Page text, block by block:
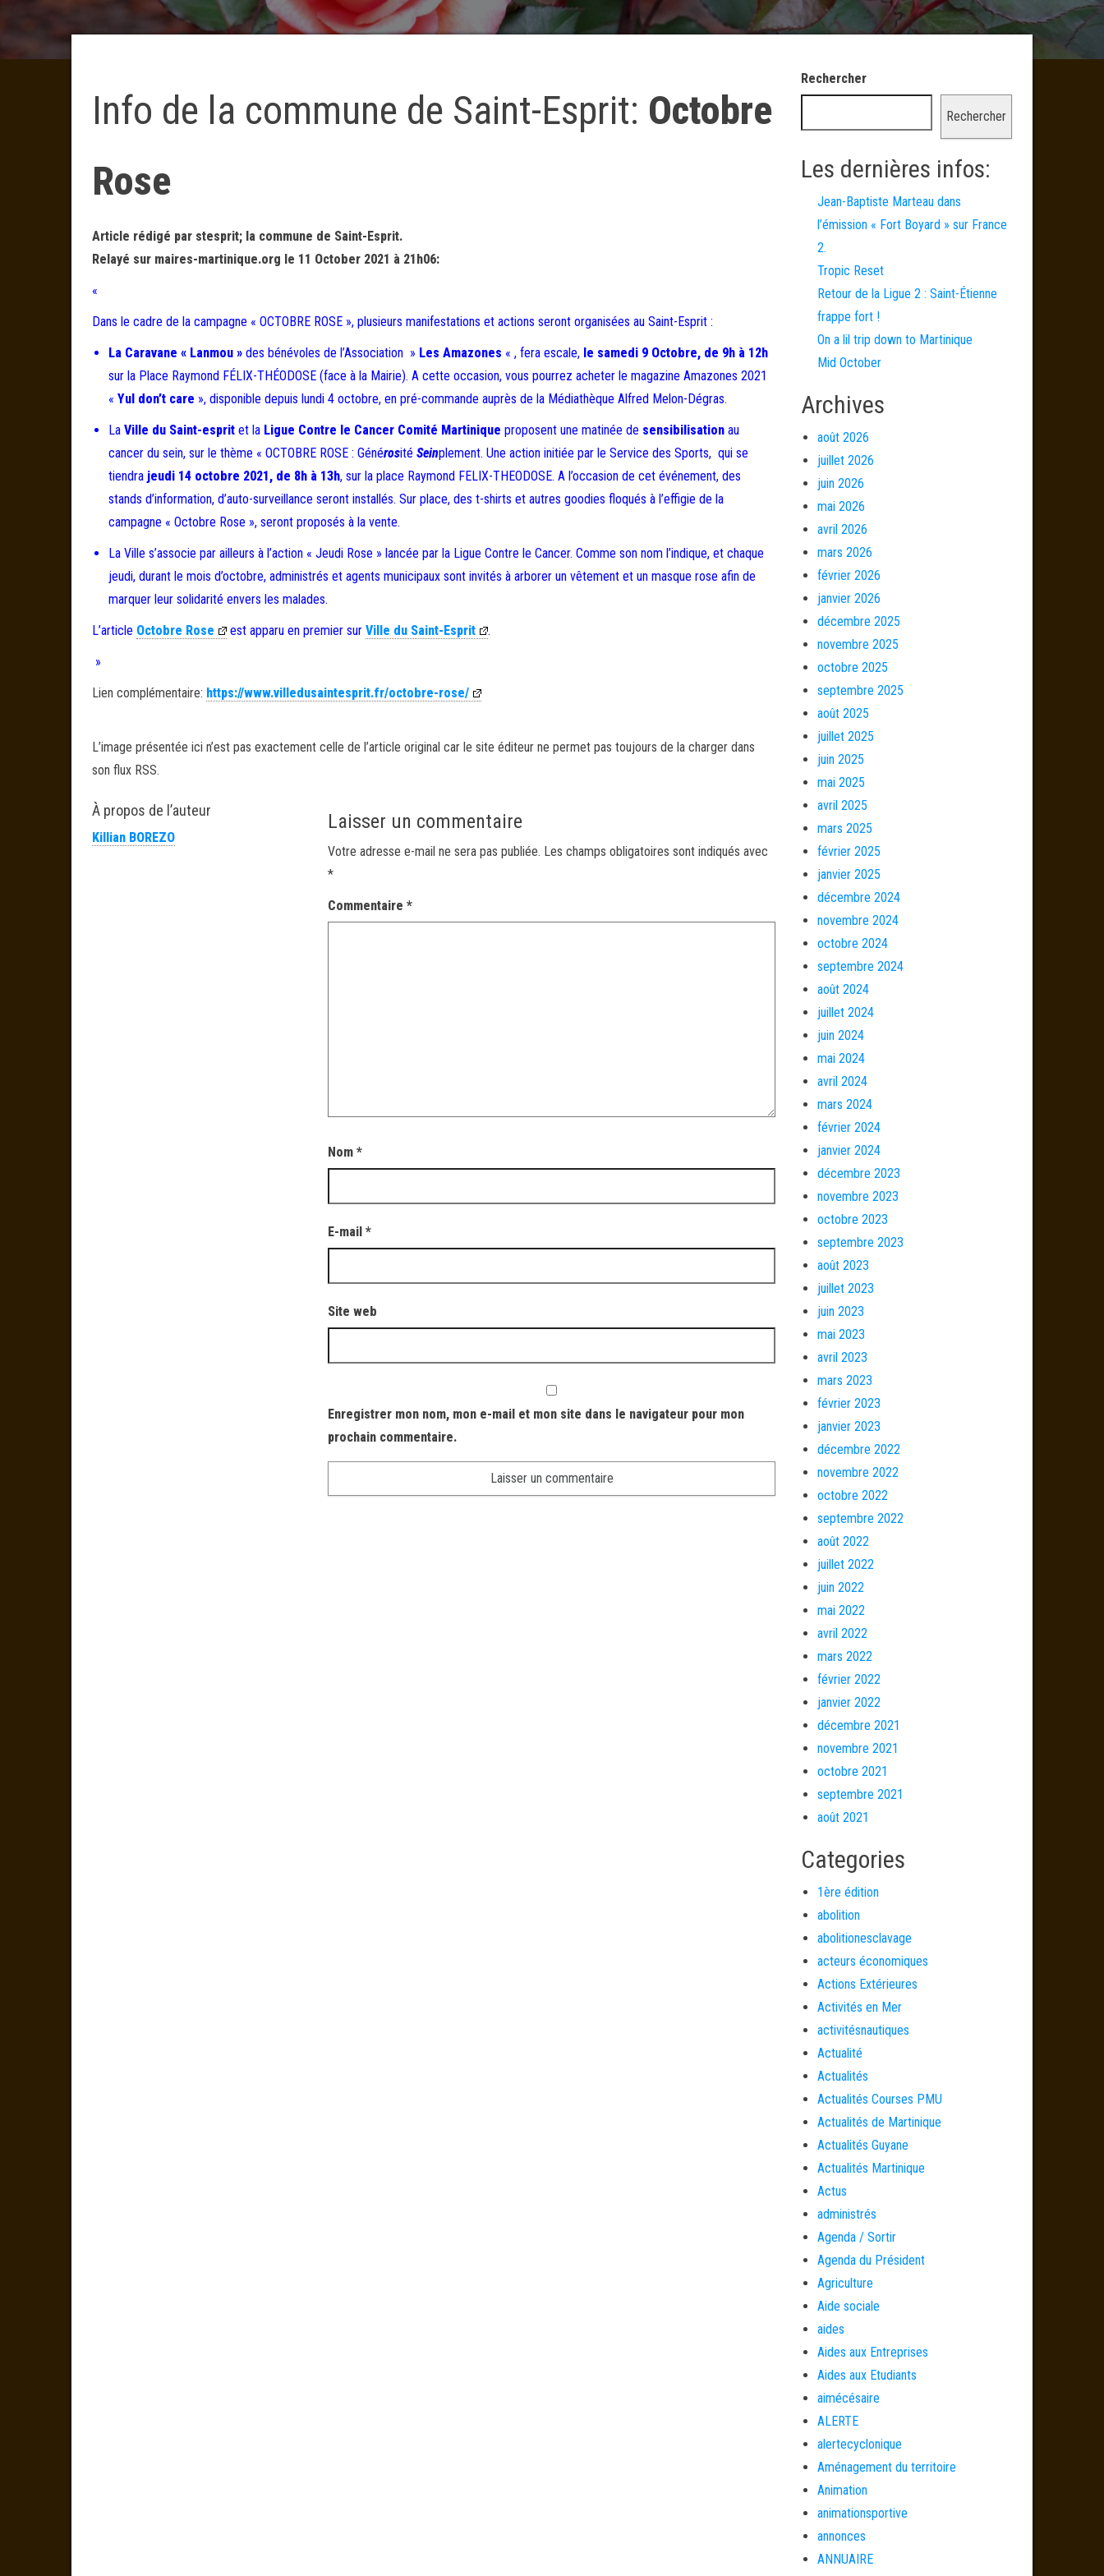
Info de la commune de Saint-Esprit: Octobre
Rose
Article rédigé par stesprit; la commune de Saint-Esprit.
Relayé sur maires-martinique.org le 11 October 2021 à 21h06:
«
Dans le cadre de la campagne « OCTOBRE ROSE », plusieurs manifestations et actions seront organisées au Saint-Esprit :
La Caravane « Lanmou » des bénévoles de l’Association » Les Amazones « , fera escale, le samedi 9 Octobre, de 9h à 12h
sur la Place Raymond FÉLIX-THÉODOSE (face à la Mairie). A cette occasion, vous pourrez acheter le magazine Amazones 2021
« Yul don’t care », disponible depuis lundi 4 octobre, en pré-commande auprès de la Médiathèque Alfred Melon-Dégras.
La Ville du Saint-esprit et la Ligue Contre le Cancer Comité Martinique proposent une matinée de sensibilisation au
cancer du sein, sur le thème « OCTOBRE ROSE : Générosité Seinplement. Une action initiée par le Service des Sports, qui se
tiendra jeudi 14 octobre 2021, de 8h à 13h, sur la place Raymond FELIX-THEODOSE. A l’occasion de cet événement, des
stands d’information, d’auto-surveillance seront installés. Sur place, des t-shirts et autres goodies floqués à l’effigie de la
campagne « Octobre Rose », seront proposés à la vente.
La Ville s’associe par ailleurs à l’action « Jeudi Rose » lancée par la Ligue Contre le Cancer. Comme son nom l’indique, et chaque
jeudi, durant le mois d’octobre, administrés et agents municipaux sont invités à arborer un vêtement et un masque rose afin de
marquer leur solidarité envers les malades.
L’article Octobre Rose est apparu en premier sur Ville du Saint-Esprit
.
»
Lien complémentaire: https://www.villedusaintesprit.fr/octobre-rose/
L’image présentée ici n’est pas exactement celle de l’article original car le site éditeur ne permet pas toujours de la charger dans
son flux RSS.
À propos de l’auteur
Killian BOREZO
Laisser un commentaire
Votre adresse e-mail ne sera pas publiée. Les champs obligatoires sont indiqués avec
*
Commentaire*
Nom*
E-mail*
Site web
Enregistrer mon nom, mon e-mail et mon site dans le navigateur pour mon
prochain commentaire.
Rechercher
Rechercher
Les dernières infos:
Jean-Baptiste Marteau dans
l’émission « Fort Boyard » sur France
2.
Tropic Reset
Retour de la Ligue 2 : Saint-Étienne
frappe fort !
On a lil trip down to Martinique
Mid October
Archives
août 2026
juillet 2026
juin 2026
mai 2026
avril 2026
mars 2026
février 2026
janvier 2026
décembre 2025
novembre 2025
octobre 2025
septembre 2025
août 2025
juillet 2025
juin 2025
mai 2025
avril 2025
mars 2025
février 2025
janvier 2025
décembre 2024
novembre 2024
octobre 2024
septembre 2024
août 2024
juillet 2024
juin 2024
mai 2024
avril 2024
mars 2024
février 2024
janvier 2024
décembre 2023
novembre 2023
octobre 2023
septembre 2023
août 2023
juillet 2023
juin 2023
mai 2023
avril 2023
mars 2023
février 2023
janvier 2023
décembre 2022
novembre 2022
octobre 2022
septembre 2022
août 2022
juillet 2022
juin 2022
mai 2022
avril 2022
mars 2022
février 2022
janvier 2022
décembre 2021
novembre 2021
octobre 2021
septembre 2021
août 2021
Categories
1ère édition
abolition
abolitionesclavage
acteurs économiques
Actions Extérieures
Activités en Mer
activitésnautiques
Actualité
Actualités
Actualités Courses PMU
Actualités de Martinique
Actualités Guyane
Actualités Martinique
Actus
administrés
Agenda / Sortir
Agenda du Président
Agriculture
Aide sociale
aides
Aides aux Entreprises
Aides aux Etudiants
aimécésaire
ALERTE
alertecyclonique
Aménagement du territoire
Animation
animationsportive
annonces
ANNUAIRE